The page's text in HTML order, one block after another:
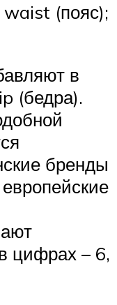
(пояс);
в
(бедра).
бренды
цифрах – 6,